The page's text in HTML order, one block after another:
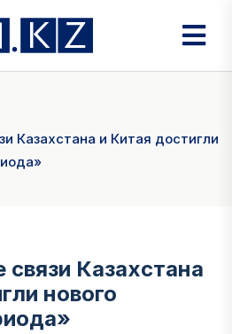
Казахстана и Китая достигли
Казахстана
нового